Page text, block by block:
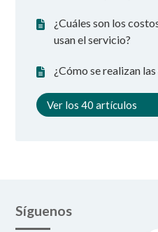
¿Cuáles son los
usan el servicio?
¿Cómo se realizan
Ver los 40 artículos
Síguenos